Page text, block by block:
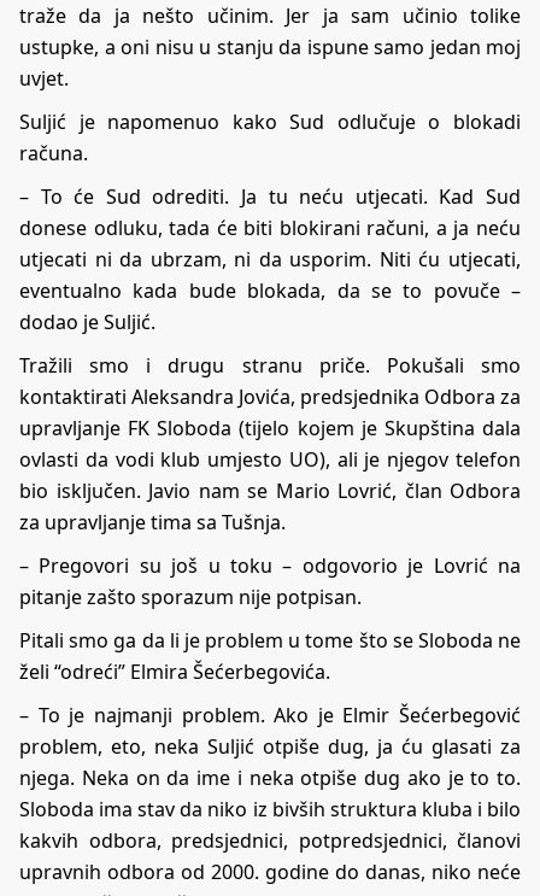
traže da ja nešto učinim. Jer ja sam učinio tolike
ustupke, a oni nisu u stanju da ispune samo jedan moj
uvjet.
Suljić je napomenuo kako Sud odlučuje o blokadi
računa.
– To će Sud odrediti. Ja tu neću utjecati. Kad Sud
donese odluku, tada će biti blokirani računi, a ja neću
utjecati ni da ubrzam, ni da usporim. Niti ću utjecati,
eventualno kada bude blokada, da se to povuče –
dodao je Suljić.
Tražili smo i drugu stranu priče. Pokušali smo
kontaktirati Aleksandra Jovića, predsjednika Odbora za
upravljanje FK Sloboda (tijelo kojem je Skupština dala
ovlasti da vodi klub umjesto UO), ali je njegov telefon
bio isključen. Javio nam se Mario Lovrić, član Odbora
za upravljanje tima sa Tušnja.
– Pregovori su još u toku – odgovorio je Lovrić na
pitanje zašto sporazum nije potpisan.
Pitali smo ga da li je problem u tome što se Sloboda ne
želi “odreći” Elmira Šećerbegovića.
– To je najmanji problem. Ako je Elmir Šećerbegović
problem, eto, neka Suljić otpiše dug, ja ću glasati za
njega. Neka on da ime i neka otpiše dug ako je to to.
Sloboda ima stav da niko iz bivših struktura kluba i bilo
kakvih odbora, predsjednici, potpredsjednici, članovi
upravnih odbora od 2000. godine do danas, niko neće